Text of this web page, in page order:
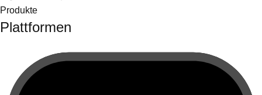
Produkte
Plattformen